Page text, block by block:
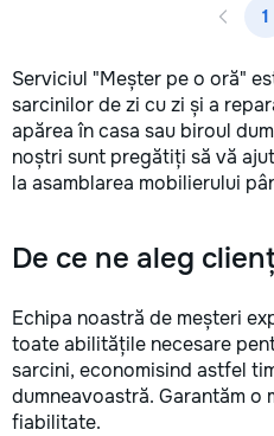
1
Serviciul "Meșter pe o oră"
sarcinilor de zi cu zi și a
apărea în casa sau biroul
noștri sunt pregătiți să vă
la asamblarea mobilierului
De ce ne aleg
Echipa noastră de meșteri
toate abilitățile necesare
sarcini, economisind astfel
dumneavoastră. Garantăm o
fiabilitate.